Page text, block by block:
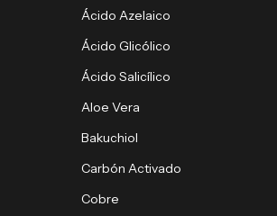
Ácido Azelaico
Ácido Glicólico
Ácido Salicílico
Aloe Vera
Bakuchiol
Carbón Activado
Cobre